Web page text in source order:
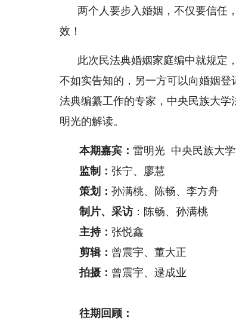
两个人要步入婚姻，不仅要信任
效！
此次民法典婚姻家庭编中就规定
不如实告知的，另一方可以向婚姻
法典编纂工作的专家，中央民族大
明光的解读。
本期嘉宾：雷明光 中央民族大
监制：张宁、廖慧
策划：孙满桃、陈畅、李方舟
制片、采访：陈畅、孙满桃
主持：张悦鑫
剪辑： 曾震宇、董大正
拍摄： 曾震宇、逯成业
往期回顾：